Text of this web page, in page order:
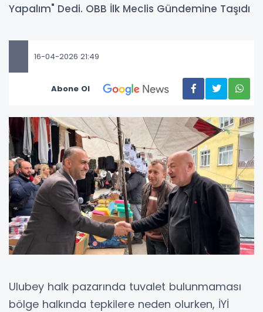
Yapalım" Dedi. OBB İlk Meclis Gündemine Taşıdı
16-04-2026 21:49
Abone Ol
Ulubey halk pazarında tuvalet bulunmaması
bölge halkında tepkilere neden olurken, İYİ